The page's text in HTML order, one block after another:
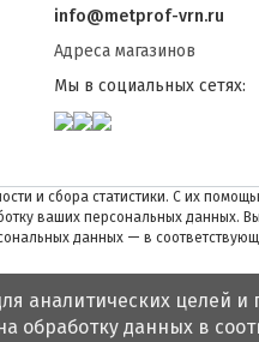
info@metprof-vrn.ru
Адреса магазинов
Мы в социальных сетях:
и сбора статистики. С их
ваших персональных
данных — в
аналитических целей
обработку данных в